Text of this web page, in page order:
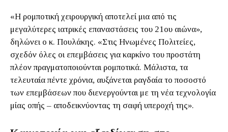
«Η ρομποτική χειρουργική αποτελεί μια από τις
μεγαλύτερες ιατρικές επαναστάσεις του 21ου αιώνα»,
δηλώνει ο κ. Πουλάκης. «Στις Ηνωμένες Πολιτείες,
σχεδόν όλες οι επεμβάσεις για καρκίνο του προστάτη
πλέον πραγματοποιούνται ρομποτικά. Μάλιστα, τα
τελευταία πέντε χρόνια, αυξάνεται ραγδαία το ποσοστό
των επεμβάσεων που διενεργούνται με τη νέα τεχνολογία
μίας οπής – αποδεικνύοντας τη σαφή υπεροχή της».